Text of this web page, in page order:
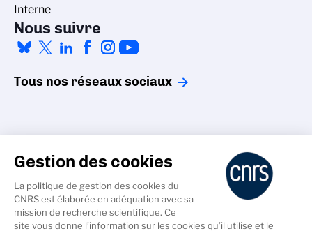
Interne
Nous suivre
Tous nos réseaux sociaux
Accessibilité - non conforme
Crédits
Gestion des cookies
Gestion des cookies
La politique de gestion des cookies du
CNRS est élaborée en adéquation avec sa
mission de recherche scientifique. Ce
site vous donne l’information sur les cookies qu’il utilise et le